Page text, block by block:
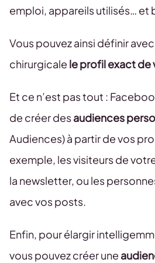
emploi, appareils utilisés… et
Vous pouvez ainsi définir
chirurgicale le profil exact de
Et ce n’est pas tout :
de créer desaudiences
Audiences) à partir de vos
exemple, les visiteurs de
la newsletter, ou les
avec vos posts.
Enfin, pour élargir
vous pouvez créer une